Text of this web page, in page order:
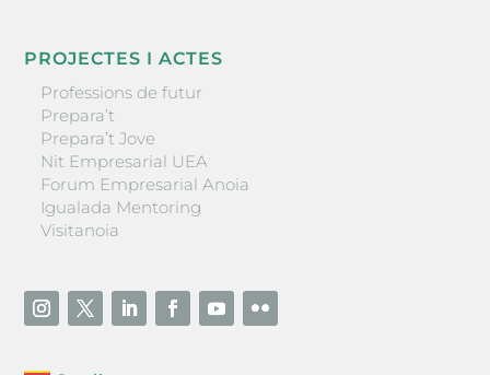
PROJECTES I ACTES
Professions de futur
Prepara’t
Prepara’t Jove
Nit Empresarial UEA
Forum Empresarial Anoia
Igualada Mentoring
Visitanoia